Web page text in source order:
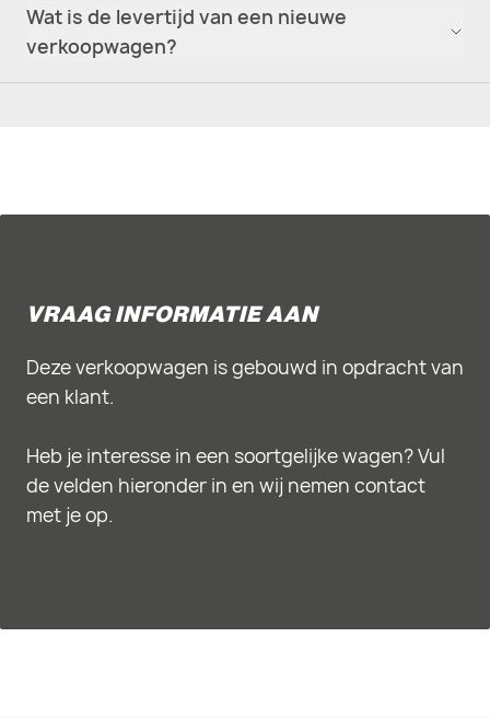
Wat is de levertijd van een nieuwe
verkoopwagen?
VRAAG INFORMATIE AAN
Deze verkoopwagen is gebouwd in opdracht van
een klant.
Heb je interesse in een soortgelijke wagen? Vul
de velden hieronder in en wij nemen contact
met je op.